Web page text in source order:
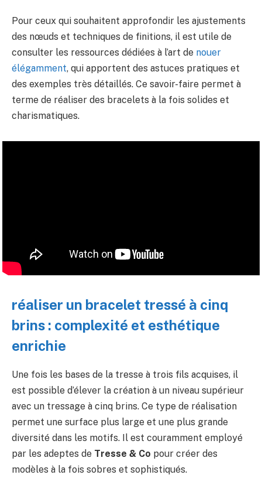
Pour ceux qui souhaitent approfondir les ajustements
des nœuds et techniques de finitions, il est utile de
consulter les ressources dédiées à l’art de nouer
élégamment, qui apportent des astuces pratiques et
des exemples très détaillés. Ce savoir-faire permet à
terme de réaliser des bracelets à la fois solides et
charismatiques.
réaliser un bracelet tressé à cinq
brins : complexité et esthétique
enrichie
Une fois les bases de la tresse à trois fils acquises, il
est possible d’élever la création à un niveau supérieur
avec un tressage à cinq brins. Ce type de réalisation
permet une surface plus large et une plus grande
diversité dans les motifs. Il est couramment employé
par les adeptes de Tresse & Co pour créer des
modèles à la fois sobres et sophistiqués.